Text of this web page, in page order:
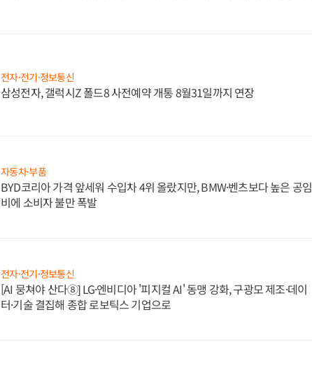
전자·전기·정보통신
삼성전자, 갤럭시Z 폴드8 사전예약 개통 8월31일까지 연장
자동차·부품
BYD코리아 가격 앞세워 수입차 4위 올랐지만, BMW·벤츠보다 높은 공임
비에 소비자 불만 폭발
전자·전기·정보통신
[AI 뭉쳐야 산다⑧] LG·엔비디아 '피지컬 AI' 동맹 강화, 구광모 제조·데이
터·기술 결집해 종합 로보틱스 기업으로